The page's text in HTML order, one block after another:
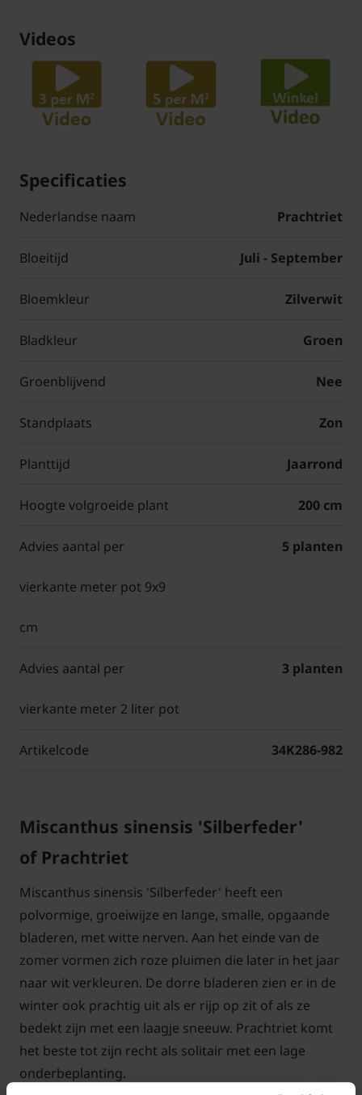
Videos
Specificaties
Nederlandse naam Prachtriet
Bloeitijd Juli - September
Bloemkleur Zilverwit
Bladkleur Groen
Groenblijvend Nee
Standplaats Zon
Planttijd Jaarrond
Hoogte volgroeide plant 200 cm
Advies aantal per
vierkante meter pot 9x9
cm
5 planten
Advies aantal per
vierkante meter 2 liter pot
3 planten
Artikelcode 34K286-982
Miscanthus sinensis 'Silberfeder'
of Prachtriet
Miscanthus sinensis 'Silberfeder' heeft een
polvormige, groeiwijze en lange, smalle, opgaande
bladeren, met witte nerven. Aan het einde van de
zomer vormen zich roze pluimen die later in het jaar
naar wit verkleuren. De dorre bladeren zien er in de
winter ook prachtig uit als er rijp op zit of als ze
bedekt zijn met een laagje sneeuw. Prachtriet komt
het beste tot zijn recht als solitair met een lage
onderbeplanting.